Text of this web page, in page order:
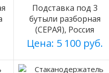
Подставка под 3
бутыли разборная
(СЕРАЯ), Россия
Цена: 5 100 руб.